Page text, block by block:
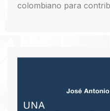
colombiano para
de hogares y empresas
imprevistos. El camino